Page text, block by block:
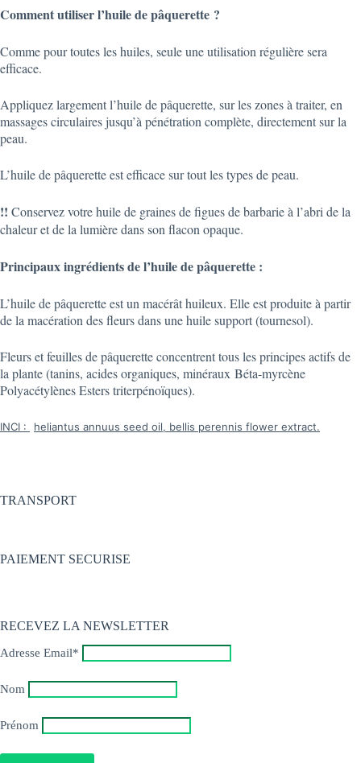
Comment utiliser l’huile de pâquerette ?
Comme pour toutes les huiles, seule une utilisation régulière sera
efficace.
Appliquez largement l’huile de pâquerette, sur les zones à traiter, en
massages circulaires jusqu’à pénétration complète, directement sur la
peau.
L’huile de pâquerette est efficace sur tout les types de peau.
!! Conservez votre huile de graines de figues de barbarie à l’abri de la
chaleur et de la lumière dans son flacon opaque.
Principaux ingrédientsde l’huile de pâquerette :
L’huile de pâquerette est un macérât huileux. Elle est produite à partir
de la macération des fleurs dans une huile support (tournesol).
Fleurs et feuilles de pâquerette concentrent tous les principes actifs de
la plante (tanins, acides organiques, minéraux Béta-myrcène
Polyacétylènes Esters triterpénoïques).
INCI : heliantus annuus seed oil, bellis perennis flower extract.
TRANSPORT
PAIEMENT SECURISE
RECEVEZ LA NEWSLETTER
Adresse Email*
Nom
Prénom